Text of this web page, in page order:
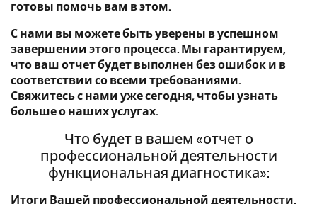
готовы помочь вам в этом.
С нами вы можете быть уверены в успешном
завершении этого процесса. Мы гарантируем,
что ваш отчет будет выполнен без ошибок и в
соответствии со всеми требованиями.
Свяжитесь с нами уже сегодня, чтобы узнать
больше о наших услугах.
Что будет в вашем «отчет о
профессиональной деятельности
функциональная диагностика»:
Итоги Вашей профессиональной деятельности.